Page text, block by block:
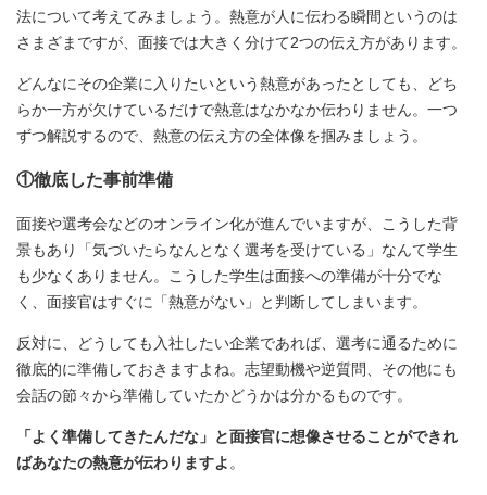
法について考えてみましょう。熱意が人に伝わる瞬間というのは
さまざまですが、面接では大きく分けて2つの伝え方があります。
どんなにその企業に入りたいという熱意があったとしても、どち
らか一方が欠けているだけで熱意はなかなか伝わりません。一つ
ずつ解説するので、熱意の伝え方の全体像を掴みましょう。
①徹底した事前準備
面接や選考会などのオンライン化が進んでいますが、こうした背
景もあり「気づいたらなんとなく選考を受けている」なんて学生
も少なくありません。こうした学生は面接への準備が十分でな
く、面接官はすぐに「熱意がない」と判断してしまいます。
反対に、どうしても入社したい企業であれば、選考に通るために
徹底的に準備しておきますよね。志望動機や逆質問、その他にも
会話の節々から準備していたかどうかは分かるものです。
「よく準備してきたんだな」と面接官に想像させることができれ
ばあなたの熱意が伝わりますよ 。